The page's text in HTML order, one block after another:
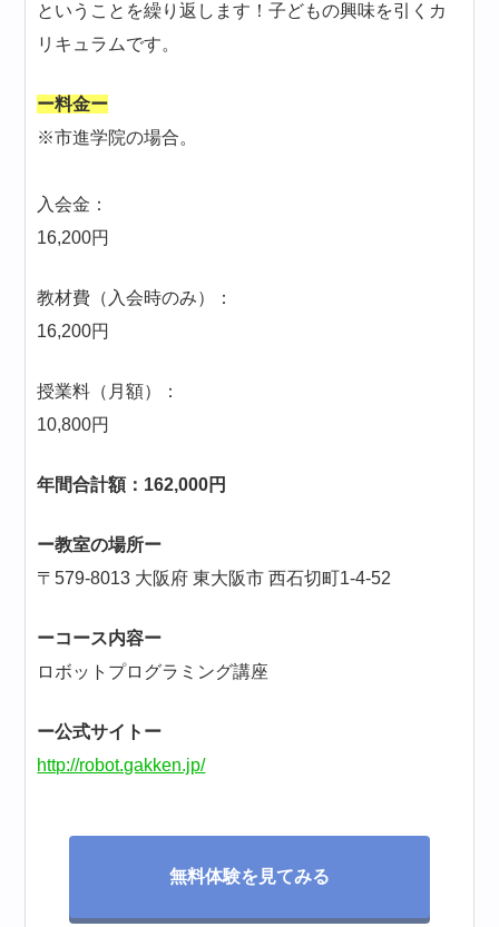
ということを繰り返します！子どもの興味を引くカ
リキュラムです。
ー料金ー
※市進学院の場合。
入会金：
16,200円
教材費（入会時のみ）：
16,200円
授業料（月額）：
10,800円
年間合計額：162,000円
ー教室の場所ー
〒579-8013 大阪府 東大阪市 西石切町1-4-52
ーコース内容ー
ロボットプログラミング講座
ー公式サイトー
http://robot.gakken.jp/
無料体験を見てみる